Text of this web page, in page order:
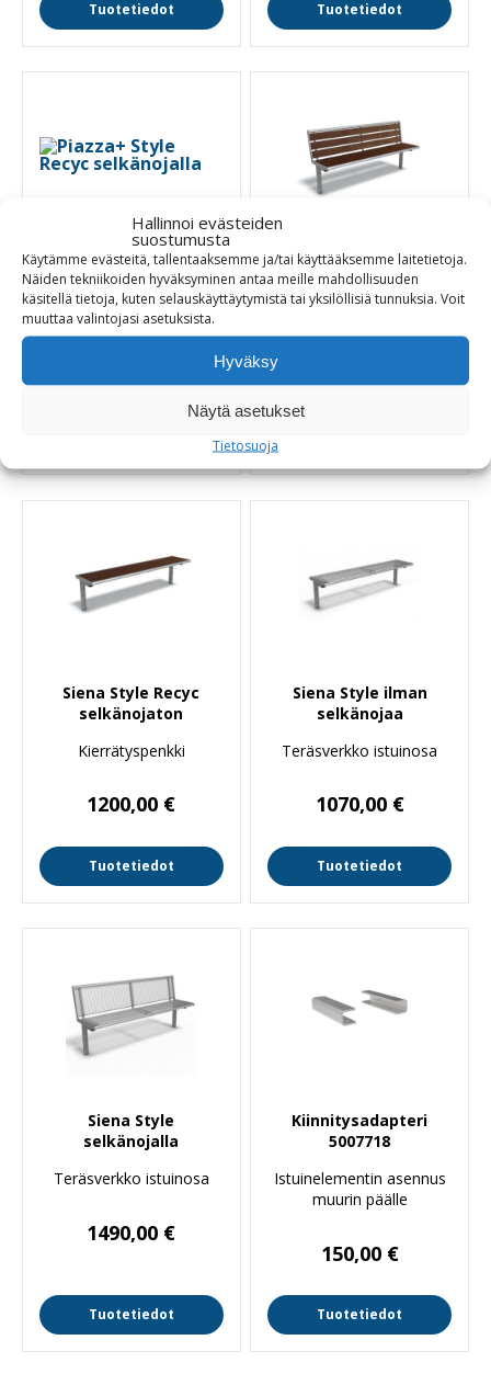
Hallinnoi evästeiden
suostumusta
Käytämme evästeitä, tallentaaksemme ja/tai käyttääksemme laitetietoja.
Näiden tekniikoiden hyväksyminen antaa meille mahdollisuuden
käsitellä tietoja, kuten selauskäyttäytymistä tai yksilöllisiä tunnuksia. Voit
muuttaa valintojasi asetuksista.
Hyväksy
Näytä asetukset
Tietosuoja
Tuotetiedot Tuotetiedot
Piazza+ Style Recyc
selkänojalla
Kierrätyslankut
Siena Style Recyc
selkänojalla
Siena Style Recyc
selkänojaton
Kierrätyspenkki
1200,00 €
Tuotetiedot
Siena Style ilman
selkänojaa
Teräsverkko istuinosa
1070,00 €
Tuotetiedot
Siena Style
selkänojalla
Teräsverkko istuinosa
1490,00 €
Tuotetiedot
Kiinnitysadapteri
5007718
Istuinelementin asennus
muurin päälle
150,00 €
Tuotetiedot